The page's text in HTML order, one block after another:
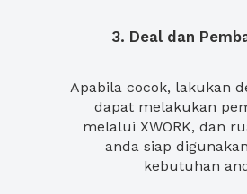
3. Deal dan
Apabila cocok, lakukan
dapat melakukan
melalui XWORK, dan
anda siap
kebutuhan